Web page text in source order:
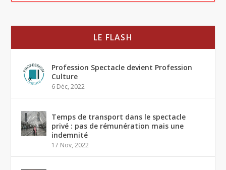
LE FLASH
Profession Spectacle devient Profession
Culture
6 Déc, 2022
Temps de transport dans le spectacle
privé : pas de rémunération mais une
indemnité
17 Nov, 2022